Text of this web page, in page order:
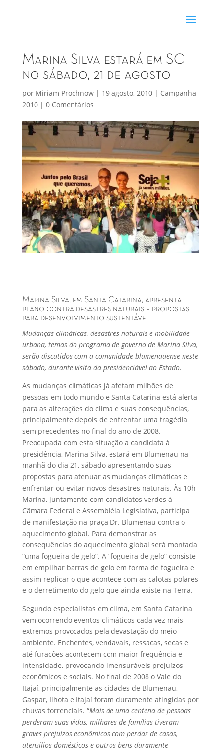
Marina Silva estará em SC
no sábado, 21 de agosto
por Miriam Prochnow| 19 agosto, 2010| Campanha
2010| 0 Comentários
Marina Silva, em Santa Catarina, apresenta
plano contra desastres naturais e propostas
para desenvolvimento sustentável
Mudanças climáticas, desastres naturais e mobilidade
urbana, temas do programa de governo de Marina Silva,
serão discutidos com a comunidade blumenauense neste
sábado, durante visita da presidenciável ao Estado.
As mudanças climáticas já afetam milhões de
pessoas em todo mundo e Santa Catarina está alerta
para as alterações do clima e suas consequências,
principalmente depois de enfrentar uma tragédia
sem precedentes no final do ano de 2008.
Preocupada com esta situação a candidata à
presidência, Marina Silva, estará em Blumenau na
manhã do dia 21, sábado apresentando suas
propostas para atenuar as mudanças climáticas e
enfrentar ou evitar novos desastres naturais. Às 10h
Marina, juntamente com candidatos verdes à
Câmara Federal e Assembléia Legislativa, participa
de manifestação na praça Dr. Blumenau contra o
aquecimento global. Para demonstrar as
consequências do aquecimento global será montada
“uma fogueira de gelo”. A “fogueira de gelo” consiste
em empilhar barras de gelo em forma de fogueira e
assim replicar o que acontece com as calotas polares
e o derretimento do gelo que ainda existe na Terra.
Segundo especialistas em clima, em Santa Catarina
vem ocorrendo eventos climáticos cada vez mais
extremos provocados pela devastação do meio
ambiente. Enchentes, vendavais, ressacas, secas e
até furacões acontecem com maior freqüência e
intensidade, provocando imensuráveis prejuízos
econômicos e sociais. No final de 2008 o Vale do
Itajaí, principalmente as cidades de Blumenau,
Gaspar, Ilhota e Itajaí foram duramente atingidas por
chuvas torrenciais. “Mais de uma centena de pessoas
perderam suas vidas, milhares de famílias tiveram
graves prejuízos econômicos com perdas de casas,
utensílios domésticos e outros bens duramente